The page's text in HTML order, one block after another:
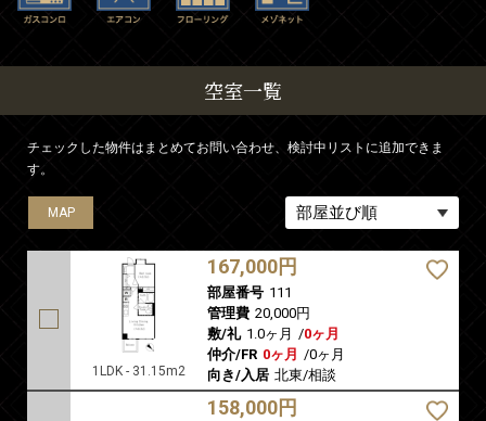
空室一覧
チェックした物件はまとめてお問い合わせ、検討中リストに追加できま
す。
MAP
1LDK - 31.15m2
167,000円
部屋番号 111
管理費 20,000円
敷/礼 1.0ヶ月 /0ヶ月
仲介/FR 0ヶ月 /0ヶ月
向き/入居 北東/相談
MAP
158,000円
MAP